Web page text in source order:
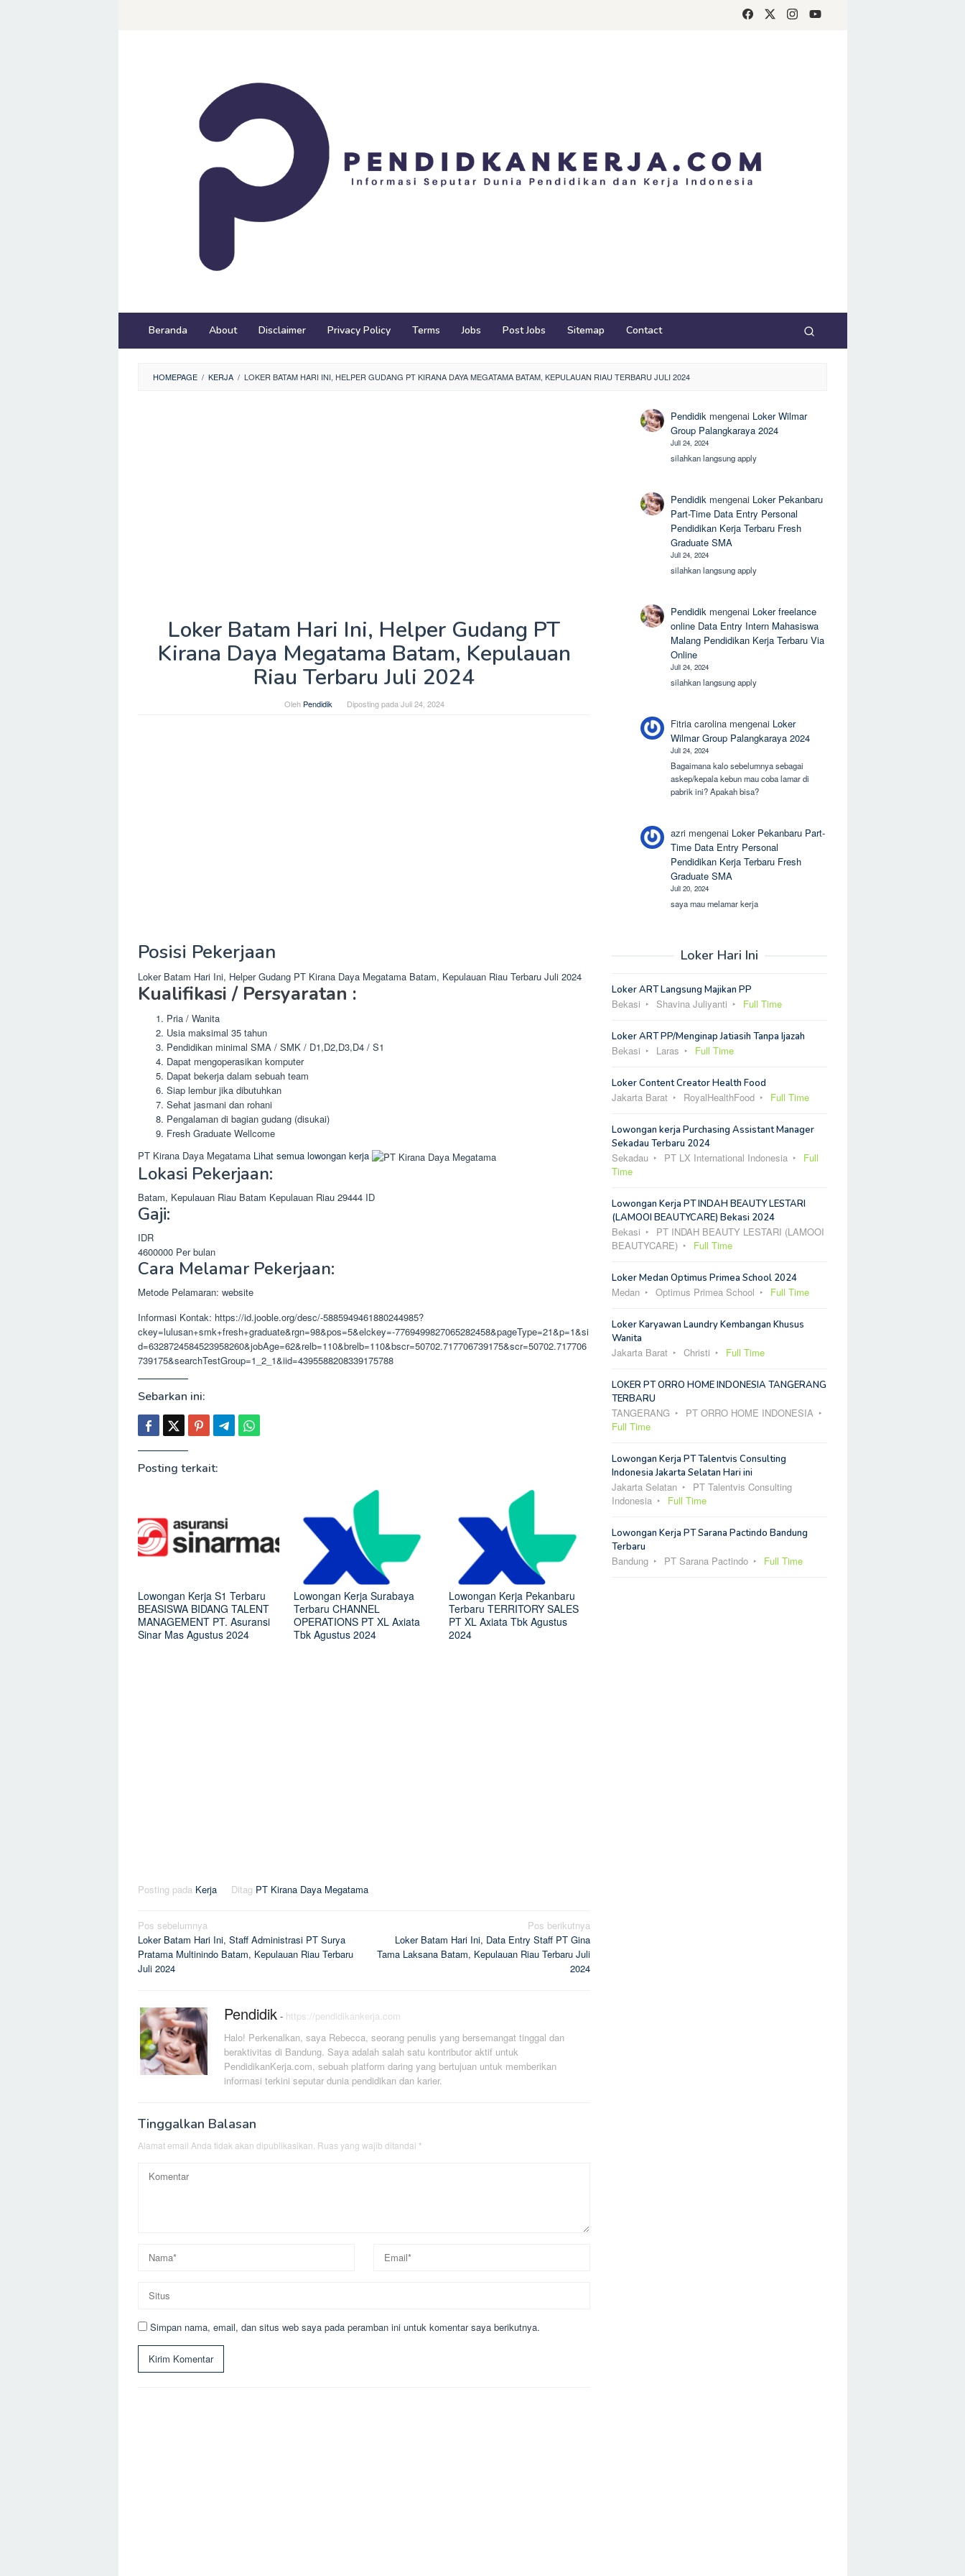
Beranda About Disclaimer Privacy Policy Terms Jobs Post Jobs Sitemap Contact
HOMEPAGE / KERJA / LOKER BATAM HARI INI, HELPER GUDANG PT KIRANA DAYA MEGATAMA BATAM, KEPULAUAN RIAU TERBARU JULI 2024
Loker Batam Hari Ini, Helper Gudang PT
Kirana Daya Megatama Batam, Kepulauan
Riau Terbaru Juli 2024
Oleh Pendidik Diposting pada Juli 24, 2024
Posisi Pekerjaan
Loker Batam Hari Ini, Helper Gudang PT Kirana Daya Megatama Batam, Kepulauan Riau Terbaru Juli 2024
Kualifikasi / Persyaratan :
Pria / Wanita
Usia maksimal 35 tahun
Pendidikan minimal SMA / SMK / D1,D2,D3,D4 / S1
Dapat mengoperasikan komputer
Dapat bekerja dalam sebuah team
Siap lembur jika dibutuhkan
Sehat jasmani dan rohani
Pengalaman di bagian gudang (disukai)
Fresh Graduate Wellcome
PT Kirana Daya Megatama Lihat semua lowongan kerja
Lokasi Pekerjaan:
Batam, Kepulauan Riau Batam Kepulauan Riau 29444 ID
Gaji:
IDR
4600000 Per bulan
Cara Melamar Pekerjaan:
Metode Pelamaran: website
Informasi Kontak: https://id.jooble.org/desc/-5885949461880244985?
ckey=lulusan+smk+fresh+graduate&rgn=98&pos=5&elckey=-7769499827065282458&pageType=21&p=1&si
d=6328724584523958260&jobAge=62&relb=110&brelb=110&bscr=50702.717706739175&scr=50702.717706
739175&searchTestGroup=1_2_1&iid=4395588208339175788
Sebarkan ini:
Posting terkait:
Lowongan Kerja S1 Terbaru
BEASISWA BIDANG TALENT
MANAGEMENT PT. Asuransi
Sinar Mas Agustus 2024
Lowongan Kerja Surabaya
Terbaru CHANNEL
OPERATIONS PT XL Axiata
Tbk Agustus 2024
Lowongan Kerja Pekanbaru
Terbaru TERRITORY SALES
PT XL Axiata Tbk Agustus
2024
Posting pada Kerja Ditag PT Kirana Daya Megatama
Navigasi
pos
Pos sebelumnya
Loker Batam Hari Ini, Staff Administrasi PT Surya
Pratama Multinindo Batam, Kepulauan Riau Terbaru
Juli 2024
Pos berikutnya
Loker Batam Hari Ini, Data Entry Staff PT Gina
Tama Laksana Batam, Kepulauan Riau Terbaru Juli
2024
Pendidik - https://pendidikankerja.com
Halo! Perkenalkan, saya Rebecca, seorang penulis yang bersemangat tinggal dan
beraktivitas di Bandung. Saya adalah salah satu kontributor aktif untuk
PendidikanKerja.com, sebuah platform daring yang bertujuan untuk memberikan
informasi terkini seputar dunia pendidikan dan karier.
Tinggalkan Balasan
Alamat email Anda tidak akan dipublikasikan. Ruas yang wajib ditandai *
Simpan nama, email, dan situs web saya pada peramban ini untuk komentar saya berikutnya.
Pendidik mengenai Loker Wilmar
Group Palangkaraya 2024
Juli 24, 2024
silahkan langsung apply
Pendidik mengenai Loker Pekanbaru
Part-Time Data Entry Personal
Pendidikan Kerja Terbaru Fresh
Graduate SMA
Juli 24, 2024
silahkan langsung apply
Pendidik mengenai Loker freelance
online Data Entry Intern Mahasiswa
Malang Pendidikan Kerja Terbaru Via
Online
Juli 24, 2024
silahkan langsung apply
Fitria carolina mengenai Loker
Wilmar Group Palangkaraya 2024
Juli 24, 2024
Bagaimana kalo sebelumnya sebagai
askep/kepala kebun mau coba lamar di
pabrik ini? Apakah bisa?
azri mengenai Loker Pekanbaru Part-
Time Data Entry Personal
Pendidikan Kerja Terbaru Fresh
Graduate SMA
Juli 20, 2024
saya mau melamar kerja
Loker Hari Ini
Loker ART Langsung Majikan PP
Bekasi Shavina Juliyanti Full Time
Loker ART PP/Menginap Jatiasih Tanpa Ijazah
Bekasi Laras Full Time
Loker Content Creator Health Food
Jakarta Barat RoyalHealthFood Full Time
Lowongan kerja Purchasing Assistant Manager
Sekadau Terbaru 2024
Sekadau PT LX International Indonesia
Full
Time
Lowongan Kerja PT INDAH BEAUTY LESTARI
(LAMOOI BEAUTYCARE) Bekasi 2024
Bekasi
PT INDAH BEAUTY LESTARI (LAMOOI
BEAUTYCARE)
Full Time
Loker Medan Optimus Primea School 2024
Medan Optimus Primea School Full Time
Loker Karyawan Laundry Kembangan Khusus
Wanita
Jakarta Barat Christi Full Time
LOKER PT ORRO HOME INDONESIA TANGERANG
TERBARU
TANGERANG
PT ORRO HOME INDONESIA
Full Time
Lowongan Kerja PT Talentvis Consulting
Indonesia Jakarta Selatan Hari ini
Jakarta Selatan
PT Talentvis Consulting
Indonesia
Full Time
Lowongan Kerja PT Sarana Pactindo Bandung
Terbaru
Bandung PT Sarana Pactindo Full Time